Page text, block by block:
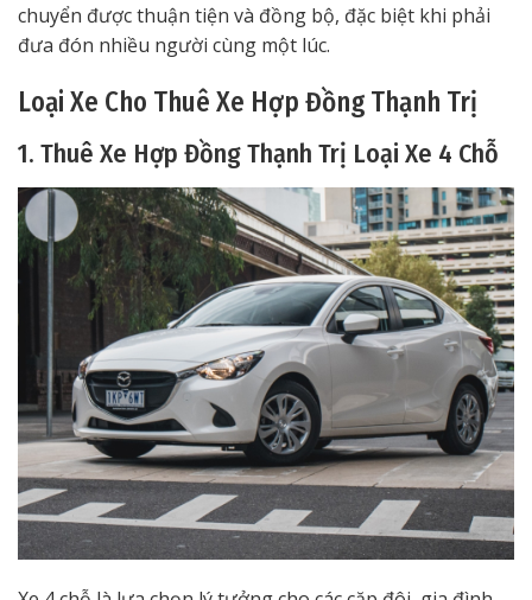
chuyển được thuận tiện và đồng bộ, đặc biệt khi phải
đưa đón nhiều người cùng một lúc.
Loại Xe Cho Thuê Xe Hợp Đồng Thạnh Trị
1. Thuê Xe Hợp Đồng Thạnh Trị Loại Xe 4 Chỗ